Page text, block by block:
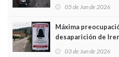
frontal
05 de Jun de 2026
Máxima
desaparición de
03 de Jun de 2026